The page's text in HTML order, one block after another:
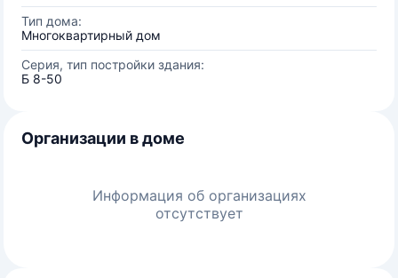
Тип дома:
Многоквартирный дом
Серия, тип постройки здания:
Б 8-50
Организации в доме
Информация об организациях
отсутствует